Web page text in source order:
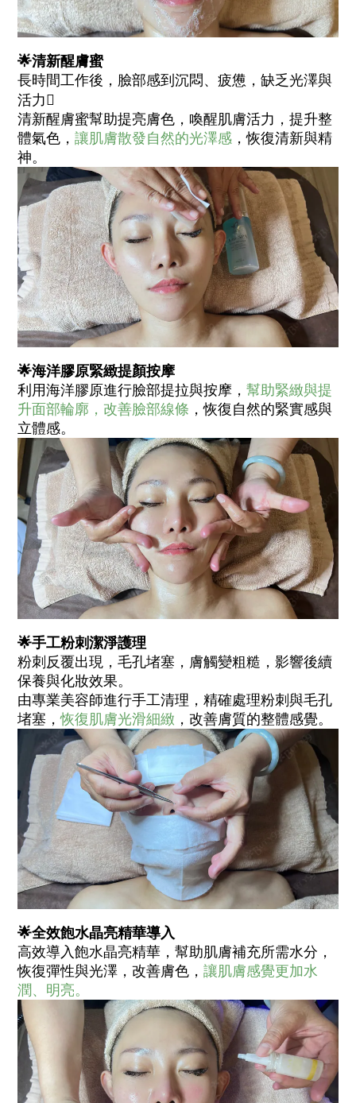
🌟清新醒膚蜜
長時間工作後，臉部感到沉悶、疲憊，缺乏光澤與
活力🫩
清新醒膚蜜幫助提亮膚色，喚醒肌膚活力，提升整
體氣色， 讓肌膚散發自然的光澤感 ，恢復清新與精
神。
🌟海洋膠原緊緻提顏按摩
利用海洋膠原進行臉部提拉與按摩， 幫助緊緻與提
升面部輪廓，改善臉部線條 ，恢復自然的緊實感與
立體感。
🌟手工粉刺潔淨護理
粉刺反覆出現，毛孔堵塞，膚觸變粗糙，影響後續
保養與化妝效果。
由專業美容師進行手工清理，精確處理粉刺與毛孔
堵塞，恢復肌膚光滑細緻 ，改善膚質的整體感覺。
🌟全效飽水晶亮精華導入
高效導入飽水晶亮精華，幫助肌膚補充所需水分，
恢復彈性與光澤，改善膚色， 讓肌膚感覺更加水
潤、明亮。